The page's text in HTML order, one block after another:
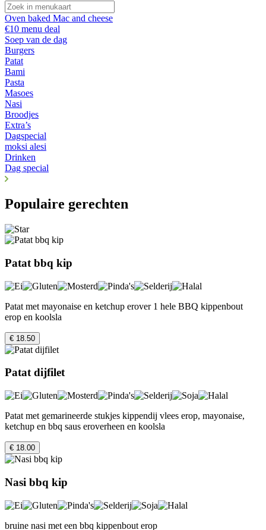
Oven baked Mac and cheese
€10 menu deal
Soep van de dag
Burgers
Patat
Bami
Pasta
Masoes
Nasi
Broodjes
Extra’s
Dagspecial
moksi alesi
Drinken
Dag special
Populaire gerechten
Patat bbq kip
Patat met mayonaise en ketchup erover 1 hele BBQ kippenbout
erop en koolsla
€ 18.50
Patat dijfilet
Patat met gemarineerde stukjes kippendij vlees erop, mayonaise,
ketchup en bbq saus eroverheen en koolsla
€ 18.00
Nasi bbq kip
bruine nasi met een bbq kippenbout erop